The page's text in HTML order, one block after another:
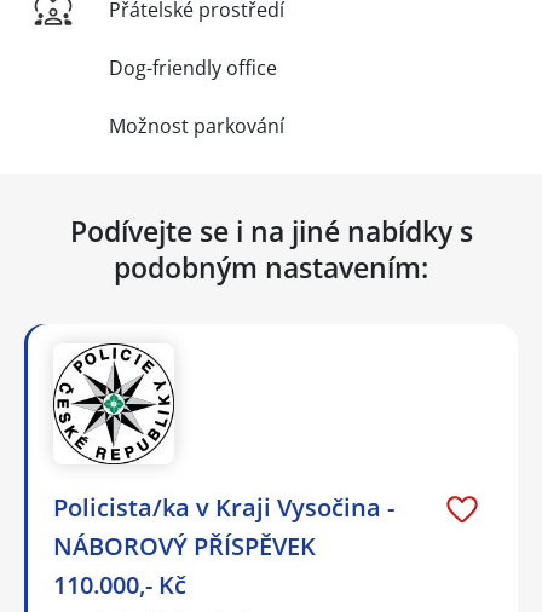
Přátelské prostředí
Dog-friendly office
Možnost parkování
Podívejte se i na jiné nabídky s
podobným nastavením:
Policista/ka v Kraji Vysočina -
NÁBOROVÝ PŘÍSPĚVEK
110.000,- Kč